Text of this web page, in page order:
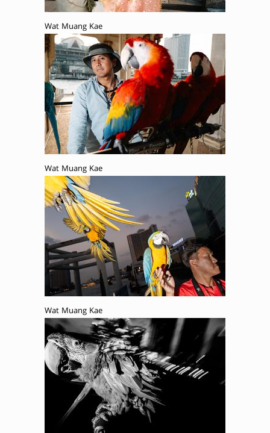
Wat Muang Kae
Wat Muang Kae
Wat Muang Kae